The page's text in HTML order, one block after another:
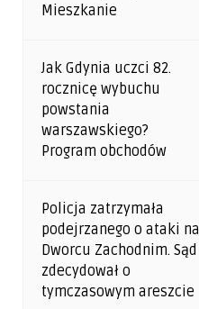
Mieszkanie
Jak Gdynia uczci 82.
rocznicę wybuchu
powstania
warszawskiego?
Program obchodów
Policja zatrzymała
podejrzanego o ataki na
Dworcu Zachodnim. Sąd
zdecydował o
tymczasowym areszcie